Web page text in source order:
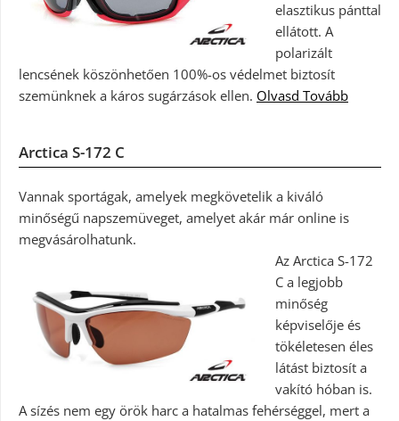
elasztikus pánttal
ellátott. A
polarizált
lencsének köszönhetően 100%-os védelmet biztosít
szemünknek a káros sugárzások ellen. Olvasd Tovább
Arctica S-172 C
Vannak sportágak, amelyek megkövetelik a kiváló
minőségű napszemüveget, amelyet akár már online is
megvásárolhatunk.
Az Arctica S-172
C a legjobb
minőség
képviselője és
tökéletesen éles
látást biztosít a
vakító hóban is.
A sízés nem egy örök harc a hatalmas fehérséggel, mert a